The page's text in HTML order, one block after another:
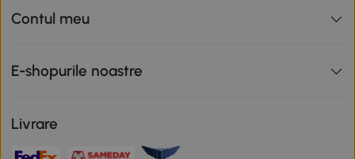
Contul meu
E-shopurile noastre
Livrare